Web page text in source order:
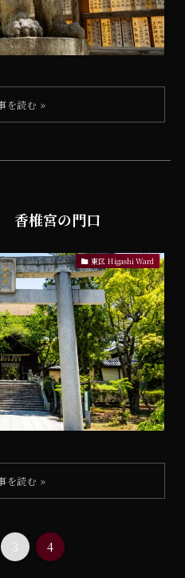
椎宮の門口
東区 Higashi Ward
3 4